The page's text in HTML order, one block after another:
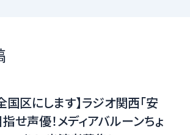
国区にします】ラジオ関西「安
せ声優！メディアバルーンちょ